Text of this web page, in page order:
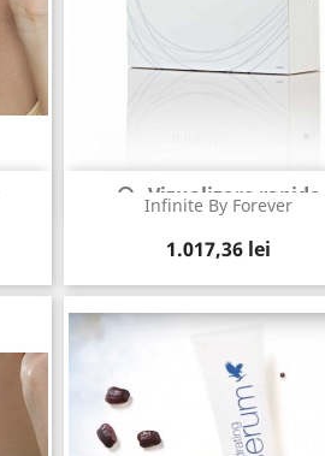
Infinite By Forever
Pret
1.017,36 lei
 Vizualizare rapida